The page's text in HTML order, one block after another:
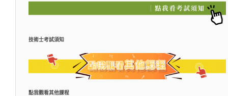
技術士考試須知
點我觀看其他課程